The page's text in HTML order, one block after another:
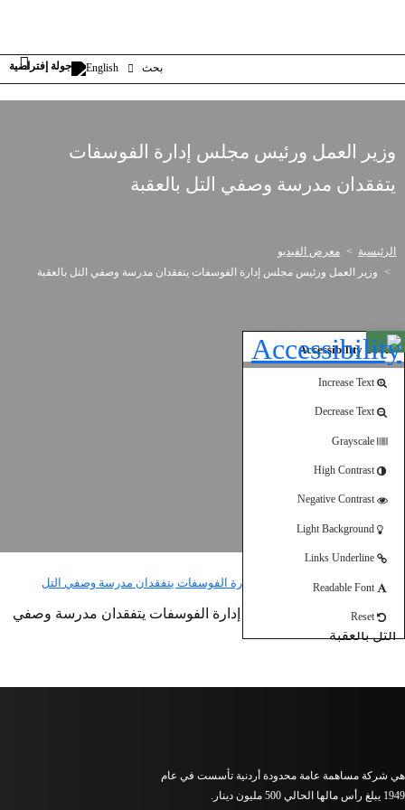
Open toolbar
Accessibility Tools
Increase Text
Decrease Text
Grayscale
High Contrast
Negative Contrast
Light Background
Links Underline
Readable Font
Reset
بحث English
وزير العمل ورئيس مجلس إدارة الفوسفات
يتفقدان مدرسة وصفي التل بالعقبة
الرئيسية
معرض الفيديو
وزير العمل ورئيس مجلس إدارة الفوسفات يتفقدان مدرسة وصفي التل بالعقبة
وزير العمل ورئيس مجلس إدارة الفوسفات يتفقدان مدرسة وصفي
التل بالعقبة
هي شركة مساهمة عامة محدودة أردنية تأسست في عام
1949 يبلغ رأس مالها الحالي 500 مليون دينار.